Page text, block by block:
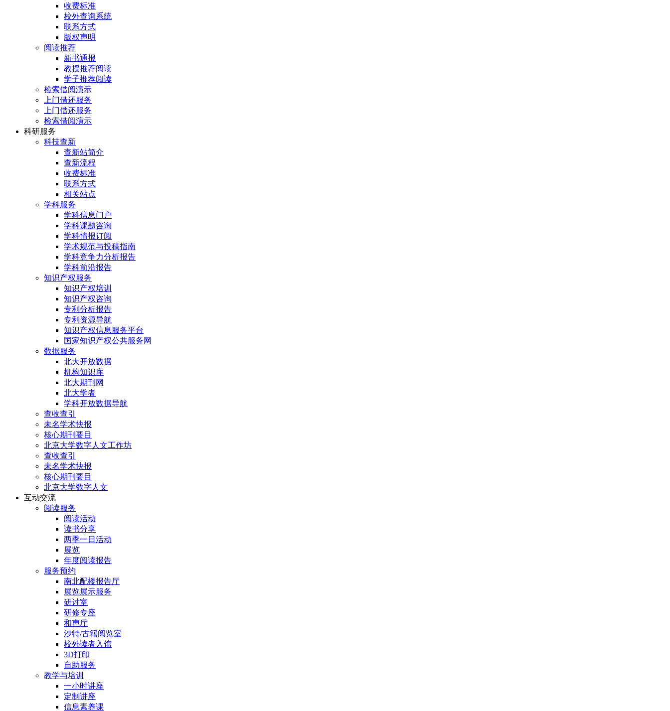
收费标准
校外查询系统
联系方式
版权声明
阅读推荐
新书通报
教授推荐阅读
学子推荐阅读
检索借阅演示
上门借还服务
上门借还服务
检索借阅演示
科研服务
科技查新
查新站简介
查新流程
收费标准
联系方式
相关站点
学科服务
学科信息门户
学科课题咨询
学科情报订阅
学术规范与投稿指南
学科竞争力分析报告
学科前沿报告
知识产权服务
知识产权培训
知识产权咨询
专利分析报告
专利资源导航
知识产权信息服务平台
国家知识产权公共服务网
数据服务
北大开放数据
机构知识库
北大期刊网
北大学者
学科开放数据导航
查收查引
未名学术快报
核心期刊要目
北京大学数字人文工作坊
查收查引
未名学术快报
核心期刊要目
北京大学数字人文
互动交流
阅读服务
阅读活动
读书分享
两季一日活动
展览
年度阅读报告
服务预约
南北配楼报告厅
展览展示服务
研讨室
研修专座
和声厅
沙特/古籍阅览室
校外读者入馆
3D打印
自助服务
教学与培训
一小时讲座
定制讲座
信息素养课